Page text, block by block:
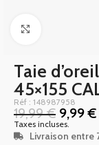
Taie
45×155
Réf : 148987958
19,99€ 9,99€
Taxes incluses.
Livraison entre